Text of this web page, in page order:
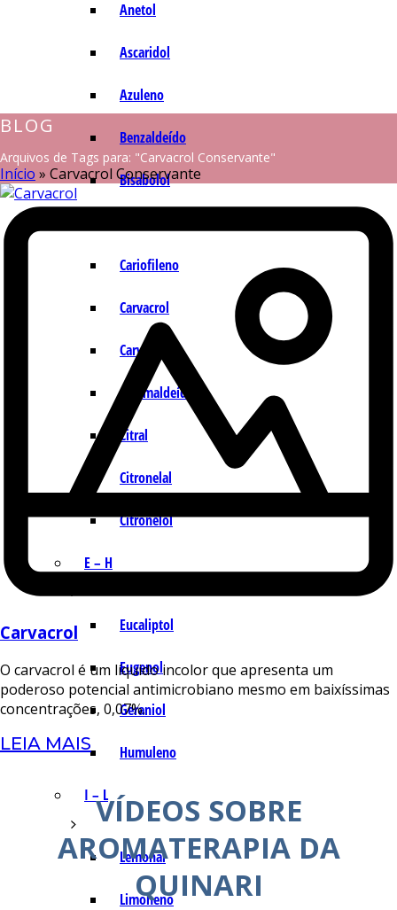
Anetol
Ascaridol
Azuleno
Benzaldeído
Bisabolol
Cariofileno
Carvacrol
Carvona
Cinamaldeído
Citral
Citronelal
Citronelol
E – H
Eucaliptol
Eugenol
Geraniol
Humuleno
I – L
Lemonal
Limoneno
BLOG
Arquivos de Tags para: "Carvacrol Conservante"
Início » Carvacrol Conservante
Carvacrol
O carvacrol é um líquido incolor que apresenta um
poderoso potencial antimicrobiano mesmo em baixíssimas
concentrações, 0,07%.
LEIA MAIS
VÍDEOS SOBRE
AROMATERAPIA DA
QUINARI